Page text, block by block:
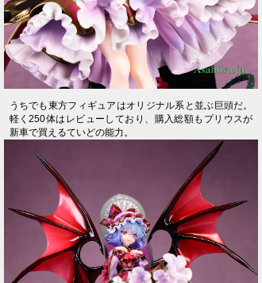
うちでも東方フィギュアはオリジナル系と並ぶ巨頭だ。
軽く250体はレビューしており、購入総額もプリウスが
新車で買えるていどの能力。